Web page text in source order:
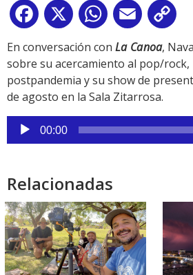
Facebook
X WhatsApp
Email
En conversación con La Canoa,
sobre su acercamiento al pop/rock,
postpandemia y su show de
de agosto en la Sala Zitarrosa.
Reproductor
de
00:00
Relacionadas